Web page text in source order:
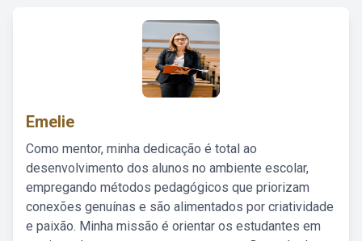
Emelie
Como mentor, minha dedicação é total ao
desenvolvimento dos alunos no ambiente escolar,
empregando métodos pedagógicos que priorizam
conexões genuínas e são alimentados por criatividade
e paixão. Minha missão é orientar os estudantes em